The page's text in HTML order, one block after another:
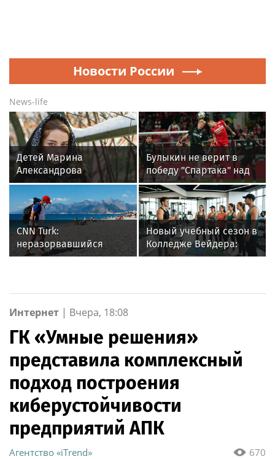
Новости России
News-life
Детей Марина
Александрова
предпочла рожать в
США: Чем сейчас живёт
актриса?
Булыкин не верит в
победу "Спартака" над
"Краснодаром" в матче
РПЛ
CNN Turk:
неразорвавшийся
снаряд обнаружили на
Новый учебный сезон в
Колледже Вейдера:
стартовали очные
специалистов
Интернет | Вчера, 18:08
ГК «Умные решения»
представила комплексный
подход построения
киберустойчивости
предприятий АПК
670
Агентство «iTrend»